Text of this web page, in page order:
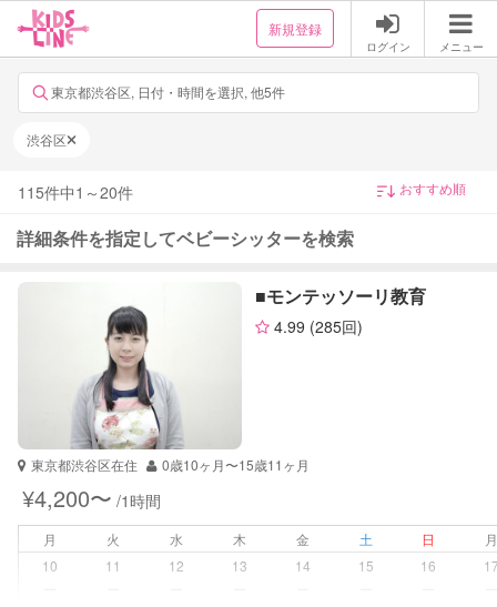
新規登録
ログイン メニュー
東京都渋谷区, 日付・時間を選択, 他5件
渋谷区
115件中1 ～20件
詳細条件を指定してベビーシッターを検索
■モンテッソーリ教育
4.99 (285回)
東京都渋谷区在住 0歳10ヶ月〜15歳11ヶ月
¥4,200〜 /1時間
月 火 水 木 金 土 日
10
11 12 13 14 15 16